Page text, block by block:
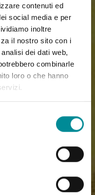
contenuti ed
social media e per
inoltre
il nostro sito con i
dei dati web,
combinarle
loro o che hanno